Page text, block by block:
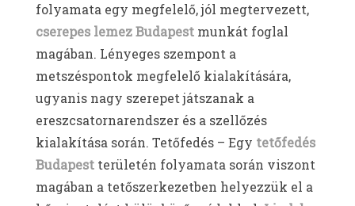
folyamata egy megfelelő, jól megtervezett,
cserepes lemez Budapest munkát foglal
magában. Lényeges szempont a
metszéspontok megfelelő kialakítására,
ugyanis nagy szerepet játszanak a
ereszcsatornarendszer és a szellőzés
kialakítása során. Tetőfedés – Egy tetőfedés
Budapest területén folyamata során viszont
magában a tetőszerkezetben helyezzük el a